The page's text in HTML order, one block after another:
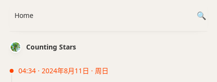
Counting Stars
04:34 · 2024年8月11日 · 周日
Home